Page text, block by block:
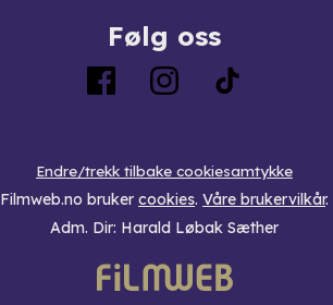
Følg oss
Endre/trekk tilbake cookiesamtykke
Filmweb.no bruker cookies. Våre brukervilkår.
Adm. Dir: Harald Løbak Sæther